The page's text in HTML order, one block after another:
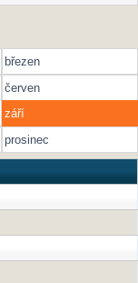
březen
červen
září
prosinec